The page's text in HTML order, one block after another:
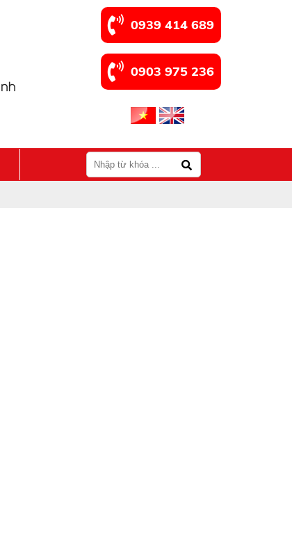
0939 414 689
0903 975 236